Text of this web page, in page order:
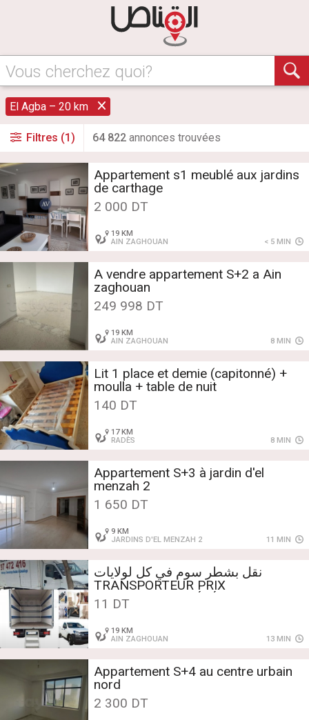
Vous cherchez quoi?
El Agba – 20 km
Filtres (1) 64 822 annonces trouvées
Appartement s1 meublé aux jardins
de carthage
2 000 DT
19 KM
AIN ZAGHOUAN
< 5 MIN
A vendre appartement S+2 a Ain
zaghouan
249 998 DT
19 KM
AIN ZAGHOUAN
8 MIN
Lit 1 place et demie (capitonné) +
moulla + table de nuit
140 DT
17 KM
RADÈS
8 MIN
Appartement S+3 à jardin d'el
menzah 2
1 650 DT
9 KM
JARDINS D'EL MENZAH 2
11 MIN
نقل بشطر سوم في كل لولايات
TRANSPORTEUR PRIX
RAISONNABLE TÉLÉ 97472416
DÉMÉNAGEMENT maison villa
appartement meublé
11 DT
19 KM
AIN ZAGHOUAN
13 MIN
Appartement S+4 au centre urbain
nord
2 300 DT